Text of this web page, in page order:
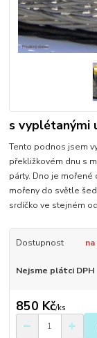
s vyplétanými
Tento podnos jsem
překližkovém dnu s
párty. Dno je
mořeny do světle
srdíčko ve stejném
Dostupnost
Nejsme plátci DPH
850 Kč/ks